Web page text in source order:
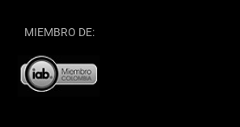
MIEMBRO DE: